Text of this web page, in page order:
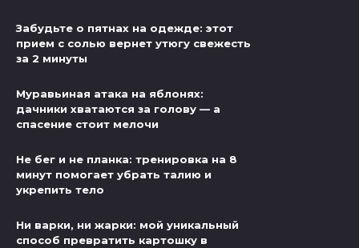
Забудьте о пятнах на одежде: этот
прием с солью вернет утюгу свежесть
за 2 минуты
Муравьиная атака на яблонях:
дачники хватаются за голову — а
спасение стоит мелочи
Не бег и не планка: тренировка на 8
минут помогает убрать талию и
укрепить тело
Ни варки, ни жарки: мой уникальный
способ превратить картошку в